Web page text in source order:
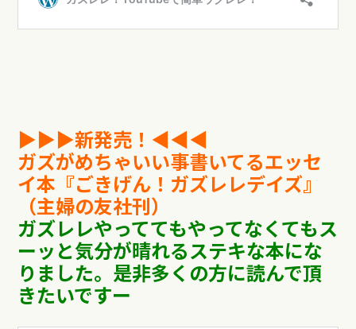
▶︎▶︎▶︎新発売！◀︎︎︎︎︎︎◀︎◀︎
ガズがめちゃいい事書いてるエッセ
イ本『ごきげん！ガズレレデイズ』
（主婦の友社刊）
ガズレレやっててもやってなくてもス
ーッと気分が晴れるステキな本にな
りました。 是非多くの方に読んで頂
きたいですー